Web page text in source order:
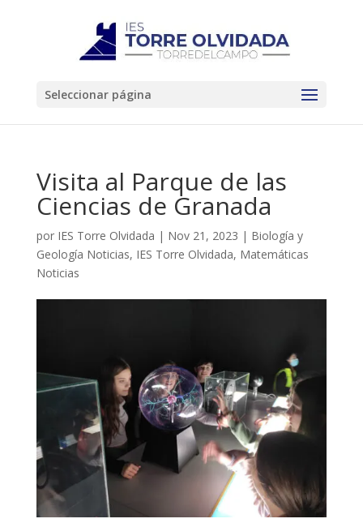
Seleccionar página
Visita al Parque de las
Ciencias de Granada
por IES Torre Olvidada | Nov 21, 2023 | Biología y
Geología Noticias, IES Torre Olvidada, Matemáticas
Noticias